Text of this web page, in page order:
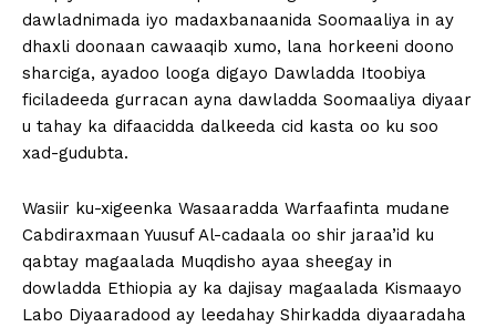
dawladnimada iyo madaxbanaanida Soomaaliya in ay
dhaxli doonaan cawaaqib xumo, lana horkeeni doono
sharciga, ayadoo looga digayo Dawladda Itoobiya
ficiladeeda gurracan ayna dawladda Soomaaliya diyaar
u tahay ka difaacidda dalkeeda cid kasta oo ku soo
xad-gudubta.
Wasiir ku-xigeenka Wasaaradda Warfaafinta mudane
Cabdiraxmaan Yuusuf Al-cadaala oo shir jaraa’id ku
qabtay magaalada Muqdisho ayaa sheegay in
dowladda Ethiopia ay ka dajisay magaalada Kismaayo
Labo Diyaaradood ay leedahay Shirkadda diyaaradaha